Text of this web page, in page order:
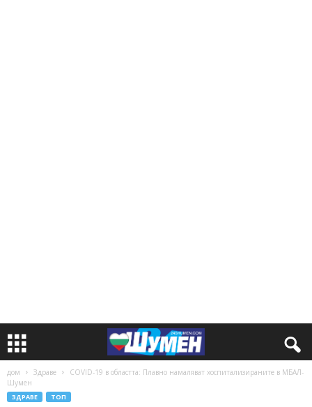
дом Здраве
COVID-19 в областта: Плавно намаляват хоспитализираните в МБАЛ-
Шумен
ЗДРАВЕ ТОП